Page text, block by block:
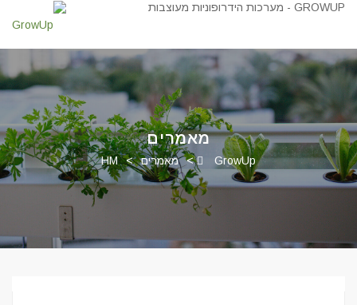
מאמרים
GrowUp
> מאמרים >
HM